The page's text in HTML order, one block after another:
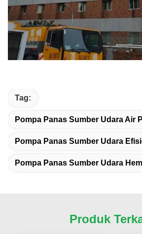
Tag:
Pompa Panas Sumber Udara Air
Pompa Panas Sumber Udara
Pompa Panas Sumber Udara
Produk